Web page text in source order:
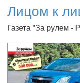
Лицом к
Газета "За рулем -